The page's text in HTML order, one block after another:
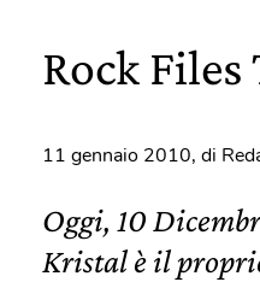
Rock Files
11 gennaio 2010, di
Oggi, 10
Kristal è il